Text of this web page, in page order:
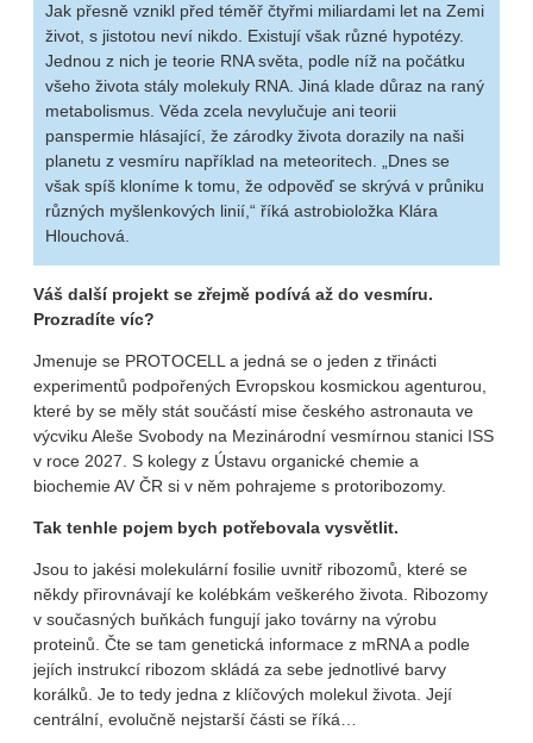
Jak přesně vznikl před téměř čtyřmi miliardami let na Zemi
život, s jistotou neví nikdo. Existují však různé hypotézy.
Jednou z nich je teorie RNA světa, podle níž na počátku
všeho života stály molekuly RNA. Jiná klade důraz na raný
metabolismus. Věda zcela nevylučuje ani teorii
panspermie hlásající, že zárodky života dorazily na naši
planetu z vesmíru například na meteoritech. „Dnes se
však spíš kloníme k tomu, že odpověď se skrývá v průniku
různých myšlenkových linií,“ říká astrobioložka Klára
Hlouchová.
Váš další projekt se zřejmě podívá až do vesmíru.
Prozradíte víc?
Jmenuje se PROTOCELL a jedná se o jeden z třinácti
experimentů podpořených Evropskou kosmickou agenturou,
které by se měly stát součástí mise českého astronauta ve
výcviku Aleše Svobody na Mezinárodní vesmírnou stanici ISS
v roce 2027. S kolegy z Ústavu organické chemie a
biochemie AV ČR si v něm pohrajeme s protoribozomy.
Tak tenhle pojem bych potřebovala vysvětlit.
Jsou to jakési molekulární fosilie uvnitř ribozomů, které se
někdy přirovnávají ke kolébkám veškerého života. Ribozomy
v současných buňkách fungují jako továrny na výrobu
proteinů. Čte se tam genetická informace z mRNA a podle
jejích instrukcí ribozom skládá za sebe jednotlivé barvy
korálků. Je to tedy jedna z klíčových molekul života. Její
centrální, evolučně nejstarší části se říká…